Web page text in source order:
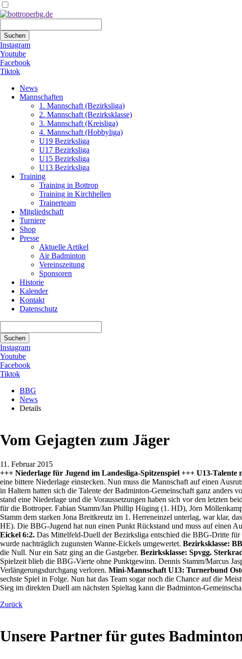
Suchen
Instagram
Youtube
Facebook
Tiktok
überspringen
News
Mannschaften
1. Mannschaft (Bezirksliga)
2. Mannschaft (Bezirksklasse)
3. Mannschaft (Kreisliga)
4. Mannschaft (Hobbyliga)
U19 Bezirksliga
U17 Bezirksliga
U15 Bezirksliga
U13 Bezirksliga
Training
Training in Bottrop
Training in Kirchhellen
Trainerteam
Mitgliedschaft
Turniere
Shop
Presse
Aktuelle Artikel
Air Badminton
Vereinszeitung
Sponsoren
Historie
Kalender
Kontakt
Datenschutz
Suchen
Instagram
Youtube
Facebook
Tiktok
BBG
News
Details
Vom Gejagten zum Jäger
11. Februar 2015
+++ Niederlage für Jugend im Landesliga-Spitzenspiel +++ U13-Talente
eine bittere Niederlage einstecken. Nun muss die Mannschaft auf einen
in Haltern hatten sich die Talente der Badminton-Gemeinschaft ganz anders
stand eine Niederlage und die Voraussetzungen haben sich vor den letzten
für die Bottroper. Fabian Stamm/Jan Phillip Hüging (1. HD), Jörn
Stamm dem starken Jona Breitkreutz im 1. Herreneinzel unterlag, war klar,
HE). Die BBG-Jugend hat nun einen Punkt Rückstand und muss auf einen
Eickel 6:2. Das Mittelfeld-Duell der Bezirksliga entschied die BBG-Dritte für
wurde nachträglich zugunsten Wanne-Eickels umgewertet. Bezirksklasse:
die Null. Nur ein Satz ging an die Gastgeber. Bezirksklasse: Spvgg.
Spielzeit blieb die BBG-Vierte ohne Punktgewinn. Dennis Stamm/Marcus
Verlängerungsdurchgang verloren. Mini-Mannschaft U13: Turnerbund
sechste Spiel in Folge. Nun hat das Team sogar noch die Chance auf die
Sieg im direkten Duell am nächsten Spieltag kann die Badminton-
Zurück
Unsere Partner für gutes